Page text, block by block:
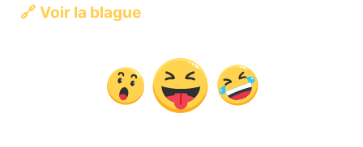
🔗 Voir la blague